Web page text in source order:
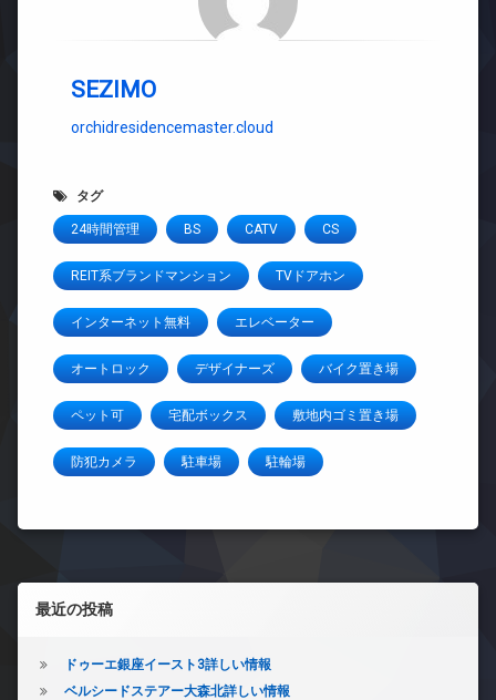
SEZIMO
orchidresidencemaster.cloud
タグ
24時間管理 BS CATV CS
REIT系ブランドマンション TVドアホン
インターネット無料 エレベーター
オートロック デザイナーズ バイク置き場
ペット可 宅配ボックス 敷地内ゴミ置き場
防犯カメラ 駐車場 駐輪場
左サイドバー
最近の投稿
ドゥーエ銀座イースト3詳しい情報
ベルシードステアー大森北詳しい情報